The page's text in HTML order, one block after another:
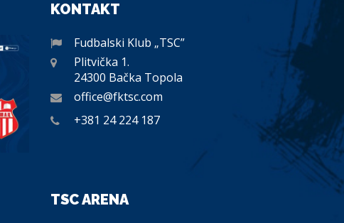
KONTAKT
Fudbalski Klub „TSC”
Plitvička 1.
24300 Bačka Topola
office@fktsc.com
+381 24 224 187
TSC ARENA